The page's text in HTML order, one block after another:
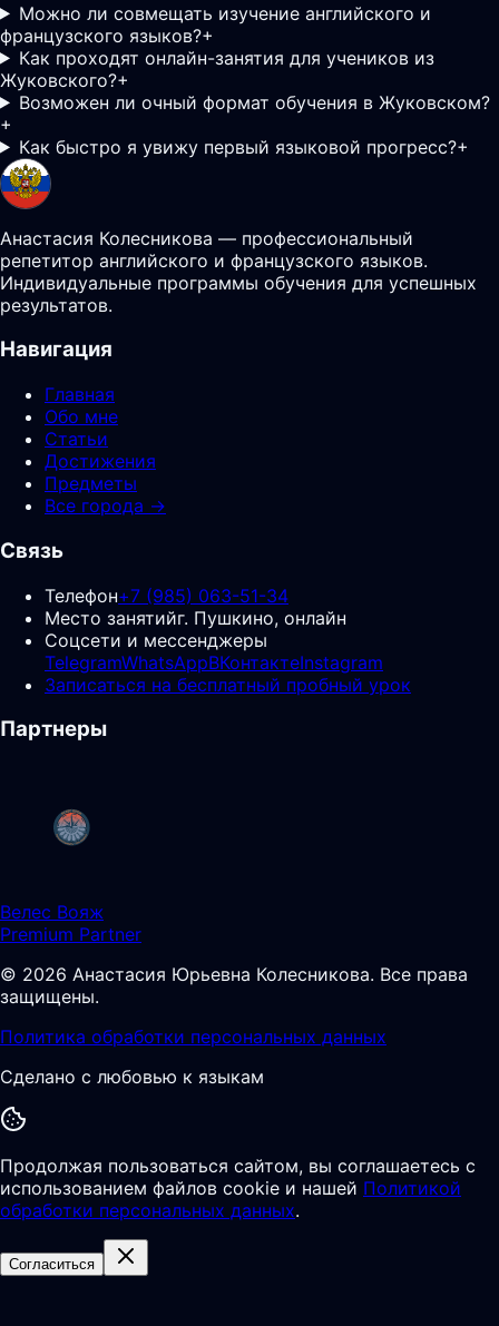
Можно ли совмещать изучение английского и
французского языков?+
Как проходят онлайн-занятия для учеников из
Жуковского?+
Возможен ли очный формат обучения в Жуковском?
+
Как быстро я увижу первый языковой прогресс?+
Анастасия Колесникова — профессиональный
репетитор английского и французского языков.
Индивидуальные программы обучения для успешных
результатов.
Навигация
Главная
Обо мне
Статьи
Достижения
Предметы
Все города →
Связь
Телефон+7 (985) 063-51-34
Место занятийг. Пушкино, онлайн
Соцсети и мессенджеры
TelegramWhatsAppВКонтактеInstagram
Записаться на бесплатный пробный урок
Партнеры
Велес Вояж
Premium Partner
© 2026 Анастасия Юрьевна Колесникова. Все права
защищены.
Политика обработки персональных данных
Сделано с любовью к языкам
Продолжая пользоваться сайтом, вы соглашаетесь с
использованием файлов cookie и нашей Политикой
обработки персональных данных.
Согласиться